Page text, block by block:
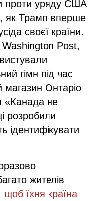
проти уряду США
як Трамп вперше
своєї країни.
Post,
гімн під час
магазин Онтаріо
«Канада не
розробили
ідентифікувати
жителів
щоб їхня країна